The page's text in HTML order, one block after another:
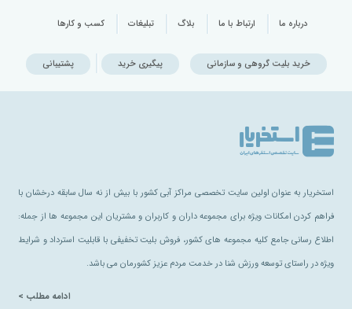
درباره ما ارتباط با ما بلاگ تبلیغات کسب و کارها
خرید بلیت گروهی و سازمانی پیگیری خرید پشتیبانی
استخریار به عنوان اولین سایت تخصصی مراکز آبی کشور با بیش از نه سال سابقه درخشان با
فراهم کردن امکانات ویژه برای مجموعه داران و کاربران و مشتریان این مجموعه ها از جمله:
اطلاع رسانی جامع کلیه مجموعه های کشور، فروش بلیت تخفیفی با قابلیت استرداد و شرایط
ویژه در راستای توسعه ورزش شنا در خدمت مردم عزیز کشورمان می باشد.
ادامه مطلب >